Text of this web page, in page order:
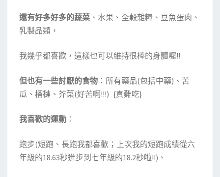
還有好多好多的蔬菜 、水果、全榖雜糧、豆魚蛋肉、
乳製品類，
我幾乎都喜歡，這樣也可以維持很棒的身體喔!!
但也有一些討厭的食物 ：所有藥品(包括中藥)、苦
瓜、榴槤、芥菜(好苦啊!!!) {真難吃}
我喜歡的運動 ：
跑步(短跑、長跑我都喜歡；上次我的短跑成績從六
年級的18.63秒進步到七年級的18.2秒啦!!)、